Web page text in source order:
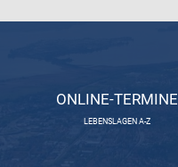
ONLINE-TERMINE
LEBENSLAGEN A-Z